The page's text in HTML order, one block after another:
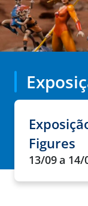
Figures
13/09a 14/